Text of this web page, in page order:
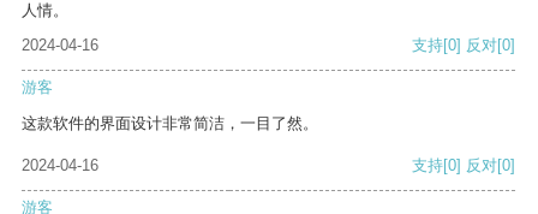
人情。
2024-04-16
支持[0] 反对[0]
游客
这款软件的界面设计非常简洁，一目了然。
2024-04-16 支持[0] 反对[0]
游客